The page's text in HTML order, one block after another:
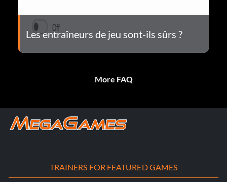
Les entraîneurs de jeu sont-ils sûrs ?
More FAQ
TRAINERS FOR FEATURED GAMES